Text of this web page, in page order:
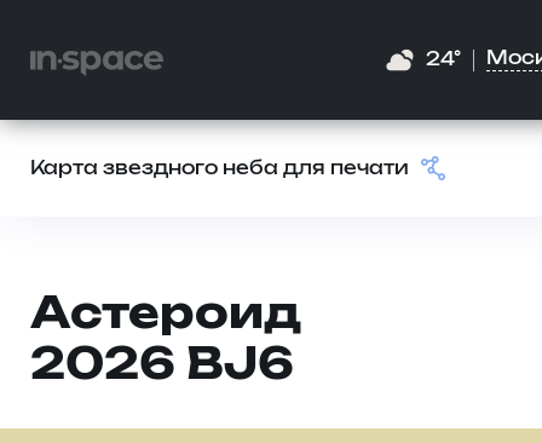
24°
Карта звездного неба для печати
Астероид
2026 BJ6